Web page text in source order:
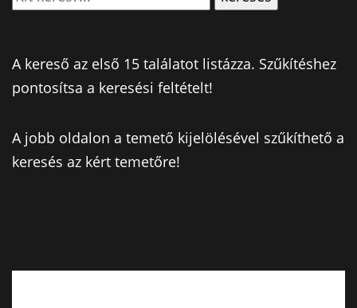
A kereső az első 15 találatot listázza. Szűkítéshez
pontosítsa a keresési feltételt!
A jobb oldalon a temető kijelölésével szűkíthető a
keresés az kért temetőre!